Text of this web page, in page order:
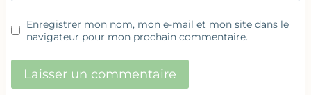
Enregistrer mon nom, mon e-mail et mon site dans le
navigateur pour mon prochain commentaire.